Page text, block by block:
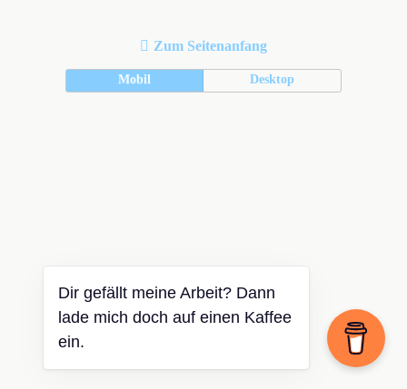
Zum Seitenanfang
Mobil Desktop
Dir gefällt meine Arbeit? Dann
lade mich doch auf einen Kaffee
ein.